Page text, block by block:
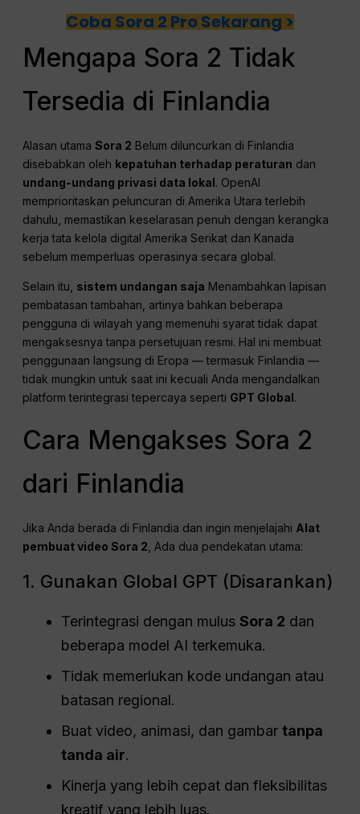
Coba Sora 2 Pro Sekarang >
Mengapa Sora 2 Tidak
Tersedia di Finlandia
Alasan utamaSora 2 Belum diluncurkan di Finlandia
disebabkan oleh kepatuhan terhadap peraturan dan
undang-undang privasi data lokal. OpenAI
memprioritaskan peluncuran di Amerika Utara terlebih
dahulu, memastikan keselarasan penuh dengan kerangka
kerja tata kelola digital Amerika Serikat dan Kanada
sebelum memperluas operasinya secara global.
Selain itu, sistem undangan saja Menambahkan lapisan
pembatasan tambahan, artinya bahkan beberapa
pengguna di wilayah yang memenuhi syarat tidak dapat
mengaksesnya tanpa persetujuan resmi. Hal ini membuat
penggunaan langsung di Eropa — termasuk Finlandia —
tidak mungkin untuk saat ini kecuali Anda mengandalkan
platform terintegrasi tepercaya seperti GPT Global.
Cara Mengakses Sora 2
dari Finlandia
Jika Anda berada di Finlandia dan ingin menjelajahi Alat
pembuat video Sora 2 , Ada dua pendekatan utama:
1. Gunakan Global GPT (Disarankan)
Terintegrasi dengan mulusSora 2 dan
beberapa model AI terkemuka.
Tidak memerlukan kode undangan atau
batasan regional.
Buat video, animasi, dan gambartanpa
tanda air.
Kinerja yang lebih cepat dan fleksibilitas
kreatif yang lebih luas.